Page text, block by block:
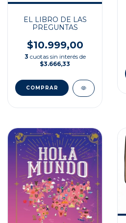
EL LIBRO DE LAS
PREGUNTAS
$10.999,00
3 cuotas sin interés de
$3.666,33